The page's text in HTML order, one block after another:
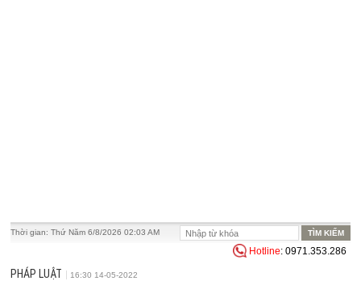
Thời gian:Thứ Năm 6/8/2026 02:03 AM
Hotline: 0971.353.286
PHÁP LUẬT 16:30 14-05-2022